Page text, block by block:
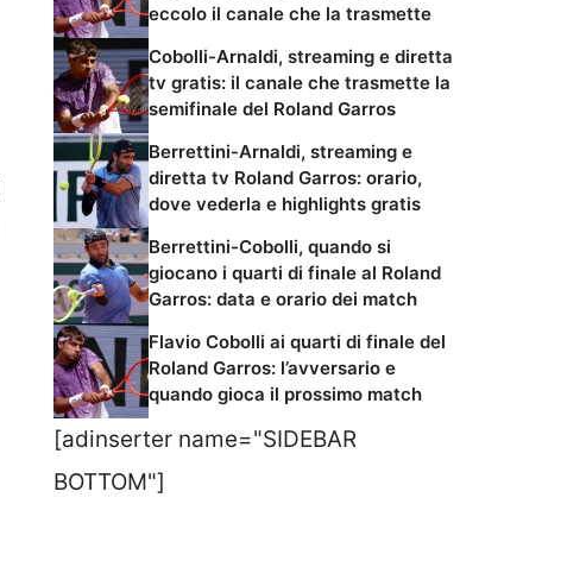
eccolo il canale che la trasmette
Cobolli-Arnaldi, streaming e diretta
tv gratis: il canale che trasmette la
semifinale del Roland Garros
Berrettini-Arnaldi, streaming e
diretta tv Roland Garros: orario,
dove vederla e highlights gratis
Berrettini-Cobolli, quando si
giocano i quarti di finale al Roland
Garros: data e orario dei match
Flavio Cobolli ai quarti di finale del
Roland Garros: l’avversario e
quando gioca il prossimo match
[adinserter name="SIDEBAR
BOTTOM"]